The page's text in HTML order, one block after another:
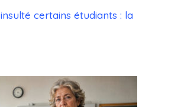
certains étudiants : la